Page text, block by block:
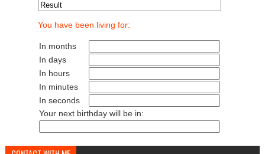
You have been living for:
In months
In days
In hours
In minutes
In seconds
Your next birthday will be in: